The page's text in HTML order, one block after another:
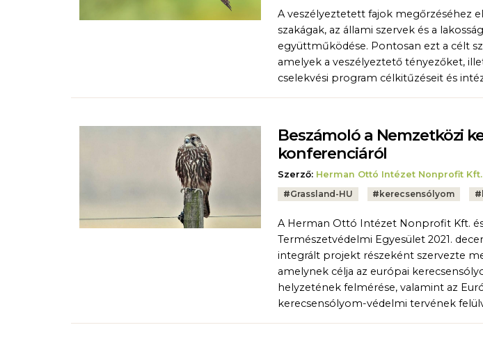
A veszélyeztetett fajok megőrzéséhez
szakágak, az állami szervek és a
együttműködése. Pontosan ezt a célt
amelyek a veszélyeztető tényezőket,
cselekvési program célkitűzéseit és
Beszámoló a Nemzetközi
konferenciáról
Szerző: Herman Ottó Intézet Nonprofit Kft.
Tags:
#Grassland-HU # kerecsensólyom #
A Herman Ottó Intézet Nonprofit Kft.
Természetvédelmi Egyesület 2021.
integrált projekt részeként szervezte
amelynek célja az európai
helyzetének felmérése, valamint az
kerecsensólyom-védelmi tervének